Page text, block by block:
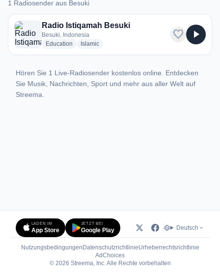
1 Radiosender aus Besuki
1 Radiosender aus Besuki
Radio Istiqamah Besuki
Besuki, Indonesia
Education radio stations
Islamicradio stations
favorite play_arrow
Hören Sie 1 Live-Radiosender kostenlos online. Entdecken
Sie Musik, Nachrichten, Sport und mehr aus aller Welt auf
Streema.
LADEN IM
App Store
JETZT BEI
Google Play Deutsch
Nutzungsbedingungen DatenschutzrichtlinieUrheberrechtsrichtlinie
AdChoices(öffnet in neuem Tab)
© 2026 Streema, Inc. Alle Rechte vorbehalten